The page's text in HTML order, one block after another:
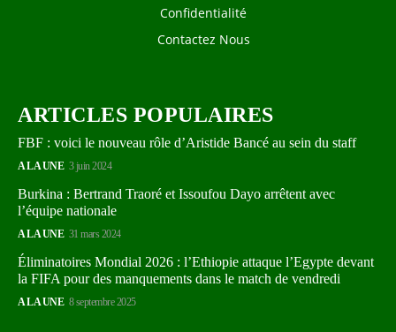
Confidentialité
Contactez Nous
ARTICLES POPULAIRES
FBF : voici le nouveau rôle d’Aristide Bancé au sein du staff
A LA UNE 3 juin 2024
Burkina : Bertrand Traoré et Issoufou Dayo arrêtent avec
l’équipe nationale
A LA UNE 31 mars 2024
Éliminatoires Mondial 2026 : l’Ethiopie attaque l’Egypte devant
la FIFA pour des manquements dans le match de vendredi
A LA UNE 8 septembre 2025